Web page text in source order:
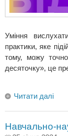
Уміння
практики, яке
тому, можу
десяточку», це
Читати далі
Навчально-